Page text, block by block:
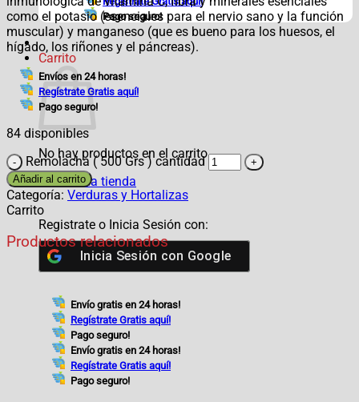
Pago seguro!
Carrito
No hay productos en el carrito.
Volver a la tienda
Registrate o Inicia Sesión con:
Inicia Sesión con Google
Envío gratis en 24 horas!
Regístrate Gratis aquí!
Pago seguro!
Envío gratis en 24 horas!
Regístrate Gratis aquí!
Pago seguro!
como el potasio (esenciales para el nervio sano y la función
muscular) y manganeso (que es bueno para los huesos, el
hígado, los riñones y el páncreas).
Envíos en 24 horas!
Regístrate Gratis aquí!
Pago seguro!
84 disponibles
Remolacha ( 500 Grs ) cantidad
Añadir al carrito
Categoría: Verduras y Hortalizas
Carrito
Productos relacionados